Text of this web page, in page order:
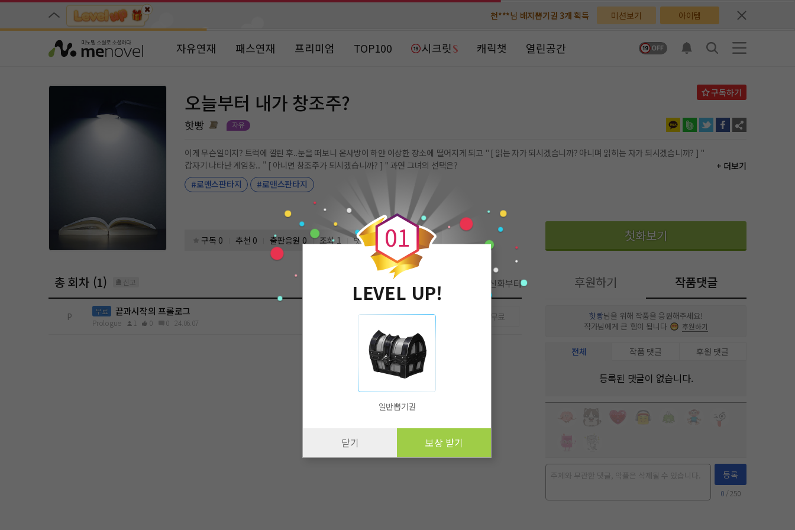
천***님 배지뽑기권 3개 획득
천***님 배지뽑기권 3개 획득
메**님 노벨패스 체험권 3일 획득
메**님 노벨패스 체험권 3일 획득
미션보기 아이템
자유연재 패스연재 프리미엄 TOP100 시크릿 캐릭챗 열린공간
오늘부터 내가 창조주?
핫빵
이게 무슨일이지? 트럭에 깔린 후..눈을 떠보니 온사방이 하얀 이상한 장소에 떨어지게 되고 " [ 읽는 자가 되시겠습니까? 아니며 읽히는 자가 되시겠습니까? ] "
갑자기 나타난 게임창.. " [ 아니면 창조주가 되시겠습니까? ] " 과연 그녀의 선택은?
+ 더보기
#로맨스판타지
#로맨스판타지
구독 0 추천 0 출판응원 0 조회 1 댓글 0 자유 연재 첫화보기
총 회차 (1) 신고 최신화부터
P 무료 끝과시작의 프롤로그
Prologue 1 0 0 24.06.07
무료
후원하기 작품댓글
핫빵님을 위해 작품을 응원해주세요!
작가님에게 큰 힘이 됩니다
후원하기
전체 작품 댓글 후원 댓글
등록된 댓글이 없습니다.
등록
0 / 250
0
0
1
LEVEL UP!
일반뽑기권
닫기 보상 받기